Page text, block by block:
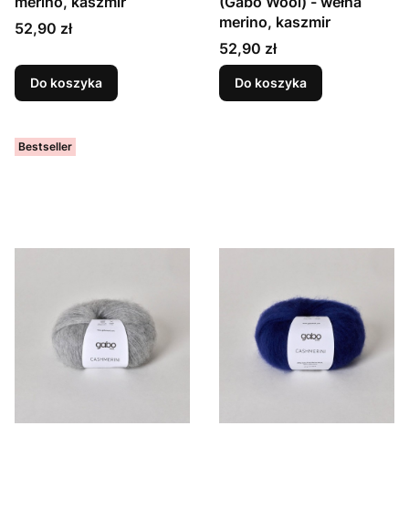
Cena
52,90 zł
Do koszyka
merino, kaszmir
Cena
52,90 zł
Do koszyka
Bestseller